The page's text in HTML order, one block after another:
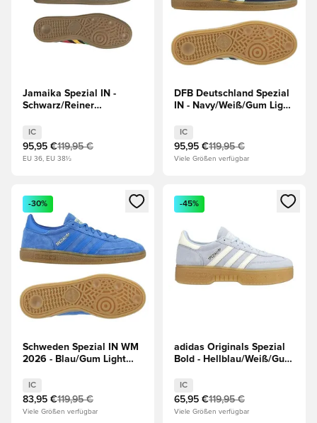
Jamaika Spezial IN -
Schwarz/Reiner
IC
95,95 €119,95 €
EU 36, EU 38½
DFB Deutschland Spezial
IN - Navy/Weiß/Gum Light
IC
95,95 €119,95 €
Viele Größen verfügbar
Öffnet ein neues Fenster zum Anmelden oder Registrieren
-30%
Schweden Spezial IN WM
2026 - Blau/Gum Light
IC
83,95 €119,95 €
Viele Größen verfügbar
Öffnet ein neues Fenster
-45%
adidas Originals Spezial
Bold - Hellblau/Weiß/Gum
IC
65,95 €119,95 €
Viele Größen verfügbar